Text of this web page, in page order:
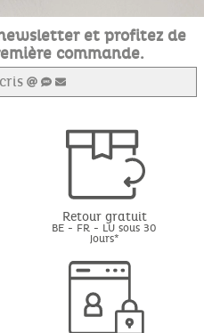
et profitez de
commande.
Retour gratuit
BE - FR - LU sous 30
jours*